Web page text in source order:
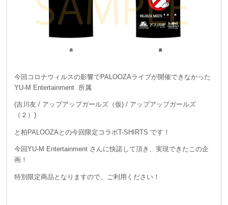
今回コロナウィルスの影響でPALOOZAライブが開催できなかった
YU-M Entertainment 所属
(吉川友 / アップアップガールズ（仮) / アップアップガールズ
（２）)
と柏PALOOZAとの今回限定コラボT-SHIRTS です！
今回YU-M Entertainment さんに快諾して頂き、実現できたこの企
画！
特別限定商品となりますので、ご利用ください！